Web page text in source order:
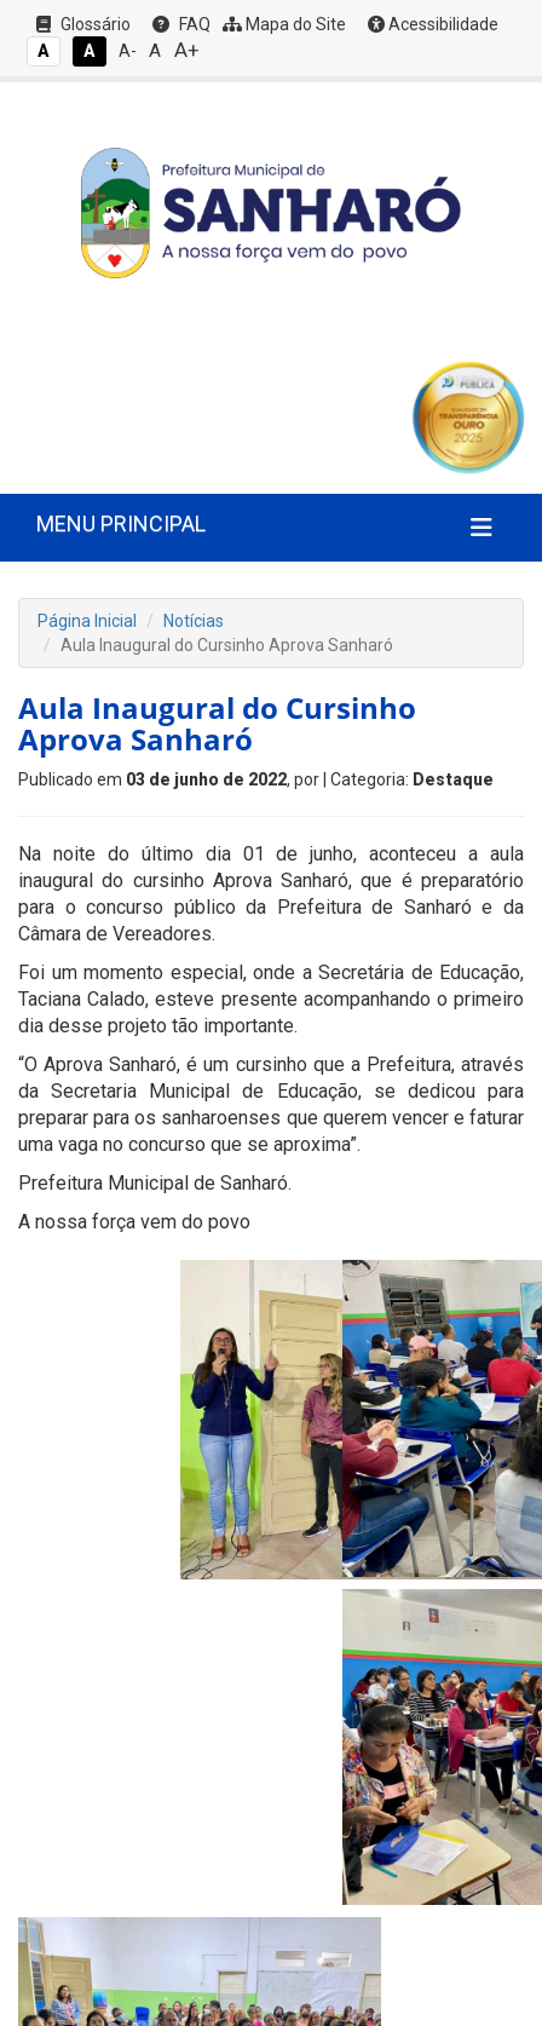
Glossário FAQ Mapa do Site
Acessibilidade
A
A A- A A+
MENU PRINCIPAL
Página Inicial
Notícias
Aula Inaugural do Cursinho Aprova Sanharó
Aula Inaugural do Cursinho
Aprova Sanharó
Publicado em 03 de junho de 2022, por | Categoria: Destaque
Na noite do último dia 01 de junho, aconteceu a aula
inaugural do cursinho Aprova Sanharó, que é preparatório
para o concurso público da Prefeitura de Sanharó e da
Câmara de Vereadores.
Foi um momento especial, onde a Secretária de Educação,
Taciana Calado, esteve presente acompanhando o primeiro
dia desse projeto tão importante.
“O Aprova Sanharó, é um cursinho que a Prefeitura, através
da Secretaria Municipal de Educação, se dedicou para
preparar para os sanharoenses que querem vencer e faturar
uma vaga no concurso que se aproxima”.
Prefeitura Municipal de Sanharó.
A nossa força vem do povo